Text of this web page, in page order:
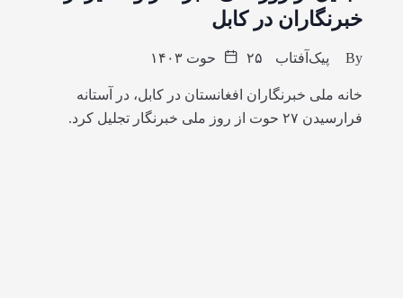
خبرنگاران در کابل
By پیک‌آفتاب ۲۵ حوت ۱۴۰۳
خانه ملی خبرنگاران افغانستان در کابل، در آستانه
فرارسیدن ۲۷ حوت از روز ملی خبرنگار تجلیل کرد.